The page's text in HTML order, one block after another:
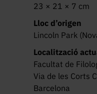
23 × 21 × 7 cm
Lloc d’origen
Lincoln Park
Localització
Facultat de
Via de les Corts
Barcelona